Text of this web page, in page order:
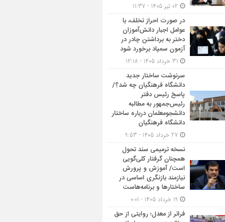
در صورت احراز تخلف، با
عوامل اجبار دانش‌آموزان
دختر به برداشتن چادر در
آزمون سمپاد برخورد شود
سرنوشت ساختار جدید
دانشگاه فرهنگیان چه شد؟/
پاسخ رئیس دفتر
رئیس‌جمهور به مطالبه
دانشجومعلمان درباره ساختار
دانشگاه فرهنگیان
نسخه ترمیمی سند تحول
همچنان گرفتار کلی‌گویی
است/ آموزش و پرورش
نیازمند بازنگری اساسی در
ساختارها و برنامه‌هاست
فراتر از معدل؛ روایتی از حق